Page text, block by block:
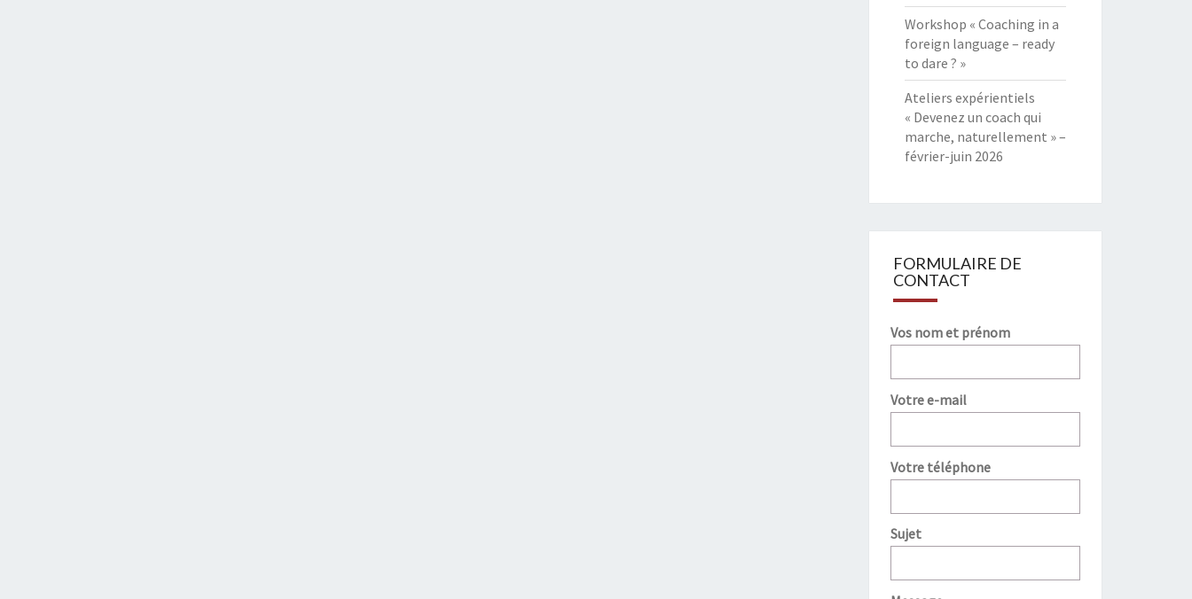
Workshop « Coaching in a
foreign language – ready
to dare ? »
Ateliers expérientiels
« Devenez un coach qui
marche, naturellement » –
février-juin 2026
FORMULAIRE DE
CONTACT
Vos nom et prénom
Votre e-mail
Votre téléphone
Sujet